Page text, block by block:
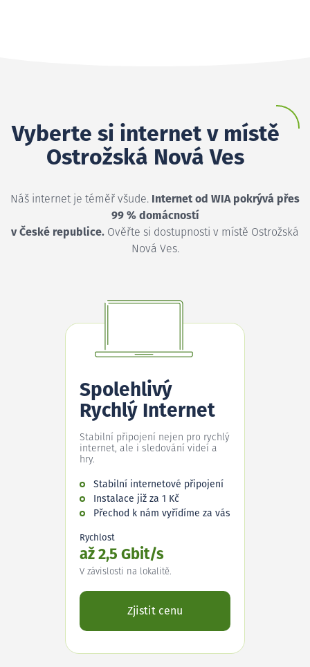
Vyberte si internet v místě
Ostrožská Nová Ves
Náš internet je téměř všude. Internet od WIA pokrývá přes
99 % domácností
v České republice. Ověřte si dostupnosti v místě Ostrožská
Nová Ves.
Spolehlivý
Rychlý Internet
Stabilní připojení nejen pro rychlý
internet, ale i sledování videí a
hry.
Stabilní internetové připojení
Instalace již za 1 Kč
Přechod k nám vyřídíme za vás
Rychlost
až 2,5 Gbit/s
V závislosti na lokalitě.
Zjistit cenu